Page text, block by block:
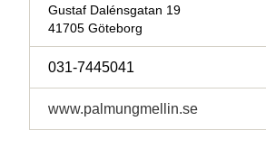
Gustaf Dalénsgatan 19
41705 Göteborg
031-7445041
www.palmungmellin.se